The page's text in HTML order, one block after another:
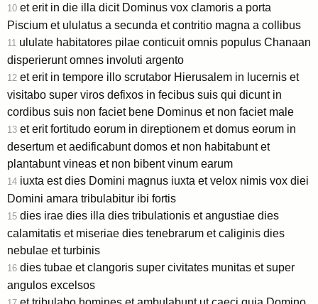
10 et erit in die illa dicit Dominus vox clamoris a porta
Piscium et ululatus a secunda et contritio magna a collibus
11 ululate habitatores pilae conticuit omnis populus Chanaan
disperierunt omnes involuti argento
12 et erit in tempore illo scrutabor Hierusalem in lucernis et
visitabo super viros defixos in fecibus suis qui dicunt in
cordibus suis non faciet bene Dominus et non faciet male
13 et erit fortitudo eorum in direptionem et domus eorum in
desertum et aedificabunt domos et non habitabunt et
plantabunt vineas et non bibent vinum earum
14 iuxta est dies Domini magnus iuxta et velox nimis vox diei
Domini amara tribulabitur ibi fortis
15 dies irae dies illa dies tribulationis et angustiae dies
calamitatis et miseriae dies tenebrarum et caliginis dies
nebulae et turbinis
16 dies tubae et clangoris super civitates munitas et super
angulos excelsos